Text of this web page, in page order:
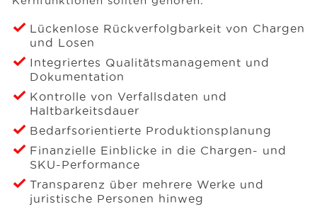
Lückenlose Rückverfolgbarkeit von Chargen
und Losen
Integriertes Qualitätsmanagement und
Dokumentation
Kontrolle von Verfallsdaten und
Haltbarkeitsdauer
Bedarfsorientierte Produktionsplanung
Finanzielle Einblicke in die Chargen- und
SKU-Performance
Transparenz über mehrere Werke und
juristische Personen hinweg